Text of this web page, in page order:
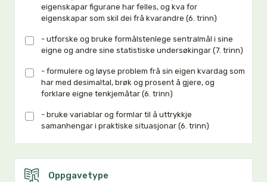
eigenskapar figurane har felles, og kva for
eigenskapar som skil dei frå kvarandre (6. trinn)
- utforske og bruke formålstenlege sentralmål i sine
eigne og andre sine statistiske undersøkingar (7. trinn)
- formulere og løyse problem frå sin eigen kvardag som
har med desimaltal, brøk og prosent å gjere, og
forklare eigne tenkjemåtar (6. trinn)
- bruke variablar og formlar til å uttrykkje
samanhengar i praktiske situasjonar (6. trinn)
Oppgavetype